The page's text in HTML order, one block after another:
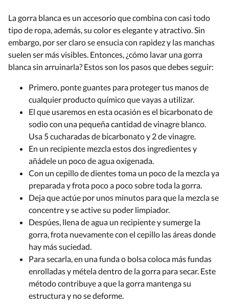
La gorra blanca es un accesorio que combina con casi todo
tipo de ropa, además, su color es elegante y atractivo. Sin
embargo, por ser claro se ensucia con rapidez y las manchas
suelen ser más visibles. Entonces, ¿cómo lavar una gorra
blanca sin arruinarla? Estos son los pasos que debes seguir:
Primero, ponte guantes para proteger tus manos de
cualquier producto químico que vayas a utilizar.
El que usaremos en esta ocasión es el bicarbonato de
sodio con una pequeña cantidad de vinagre blanco.
Usa 5 cucharadas de bicarbonato y 2 de vinagre.
En un recipiente mezcla estos dos ingredientes y
añádele un poco de agua oxigenada.
Con un cepillo de dientes toma un poco de la mezcla ya
preparada y frota poco a poco sobre toda la gorra.
Deja que actúe por unos minutos para que la mezcla se
concentre y se active su poder limpiador.
Despúes, llena de agua un recipiente y sumerge la
gorra, frota nuevamente con el cepillo las áreas donde
hay más suciedad.
Para secarla, en una funda o bolsa coloca más fundas
enrolladas y métela dentro de la gorra para secar. Este
método contribuye a que la gorra mantenga su
estructura y no se deforme.